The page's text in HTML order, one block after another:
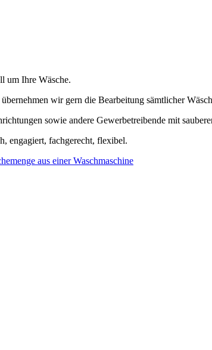
um Ihre Wäsche.
wir gern die Bearbeitung sämtlicher
sowie andere Gewerbetreibende mit
engagiert, fachgerecht, flexibel.